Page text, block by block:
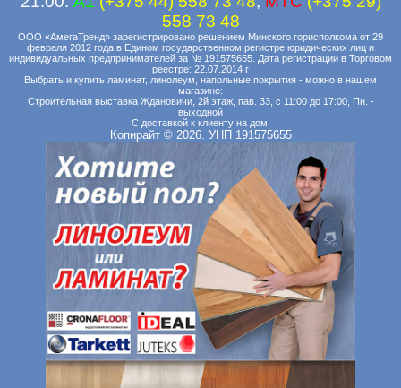
558 73 48
ООО «АмегаТренд» зарегистрировано решением Минского горисполкома от 29
февраля 2012 года в Едином государственном регистре юридических лиц и
индивидуальных предпринимателей за № 191575655. Дата регистрации в Торговом
реестре: 22.07.2014 г
Выбрать и купить ламинат, линолеум, напольные покрытия - можно в нашем
магазине:
Строительная выставка Ждановичи, 2й этаж, пав. 33, с 11:00 до 17:00, Пн. -
выходной
С доставкой к клиенту на дом!
Копирайт © 2026. УНП 191575655